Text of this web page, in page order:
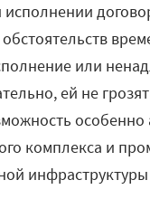
или
ей не
особенно
комплекса и